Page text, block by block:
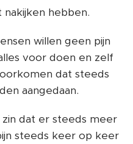
hebben.
willen geen pijn
voor doen en zelf
dat steeds
aangedaan.
dat er steeds meer
steeds keer op keer